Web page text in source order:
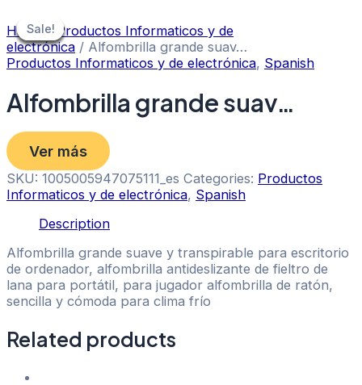
to
content
Sale!
Home/ Productos Informaticos y de
electrónica / Alfombrilla grande suav…
Productos Informaticos y de electrónica, Spanish
Alfombrilla grande suav…
Ver más
SKU: 1005005947075111_es Categories: Productos
Informaticos y de electrónica, Spanish
Description
Alfombrilla grande suave y transpirable para escritorio
de ordenador, alfombrilla antideslizante de fieltro de
lana para portátil, para jugador alfombrilla de ratón,
sencilla y cómoda para clima frío
Related products
Sale!
Sale!
Sale!
Sale!
Sale!
Sale!